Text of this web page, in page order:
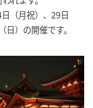
（月祝）、29日
日）の開催です。